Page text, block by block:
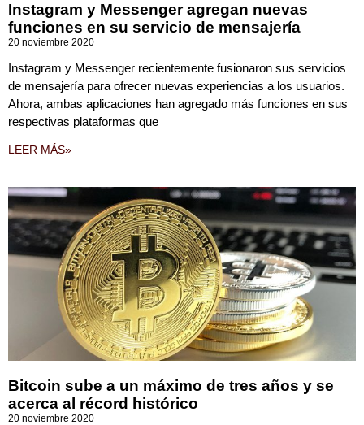
Instagram y Messenger agregan nuevas
funciones en su servicio de mensajería
20 noviembre 2020
Instagram y Messenger recientemente fusionaron sus servicios
de mensajería para ofrecer nuevas experiencias a los usuarios.
Ahora, ambas aplicaciones han agregado más funciones en sus
respectivas plataformas que
LEER MÁS»
Bitcoin sube a un máximo de tres años y se
acerca al récord histórico
20 noviembre 2020